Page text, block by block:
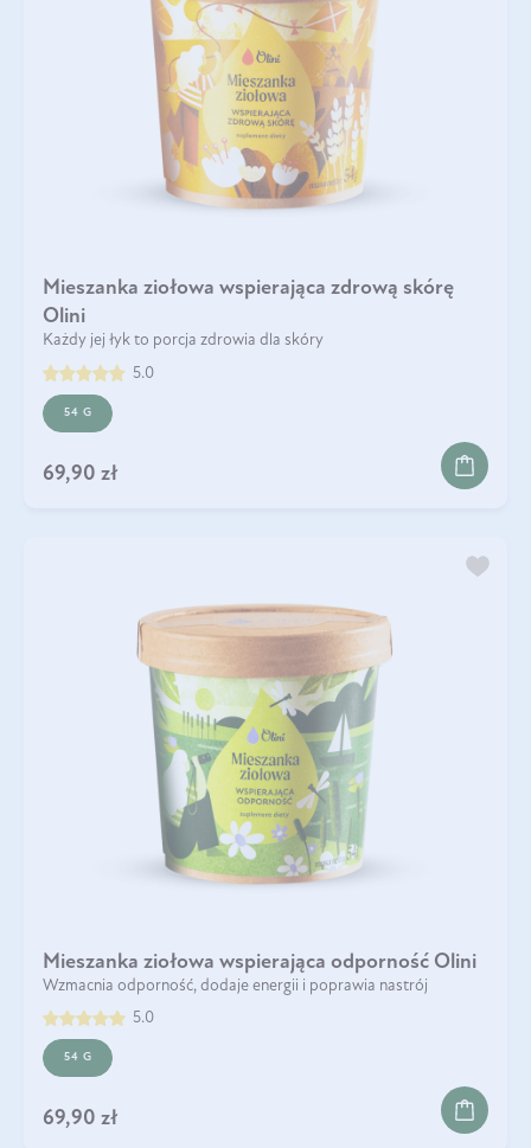
Mieszanka ziołowa wspierająca zdrową skórę
Olini
Każdy jej łyk to porcja zdrowia dla skóry
5.0
54 G
69,90 zł
Mieszanka ziołowa wspierająca odporność Olini
Wzmacnia odporność, dodaje energii i poprawia nastrój
5.0
54 G
69,90 zł